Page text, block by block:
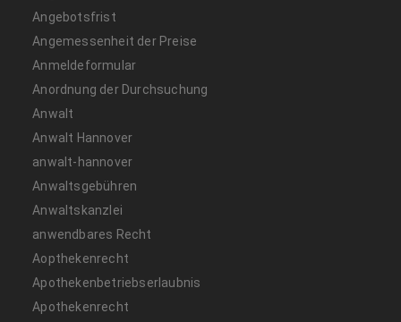
Angebotsfrist
Angemessenheit der Preise
Anmeldeformular
Anordnung der Durchsuchung
Anwalt
Anwalt Hannover
anwalt-hannover
Anwaltsgebühren
Anwaltskanzlei
anwendbares Recht
Aopthekenrecht
Apothekenbetriebserlaubnis
Apothekenrecht